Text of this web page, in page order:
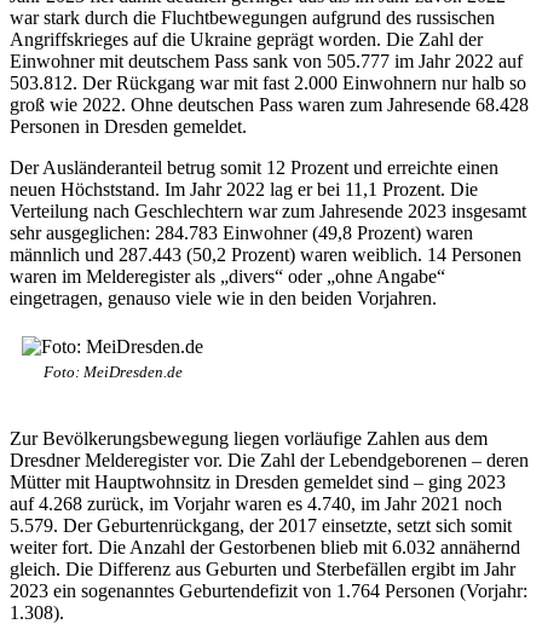
war stark durch die Fluchtbewegungen aufgrund des russischen
Angriffskrieges auf die Ukraine geprägt worden. Die Zahl der
Einwohner mit deutschem Pass sank von 505.777 im Jahr 2022 auf
503.812. Der Rückgang war mit fast 2.000 Einwohnern nur halb so
groß wie 2022. Ohne deutschen Pass waren zum Jahresende 68.428
Personen in Dresden gemeldet.
Der Ausländeranteil betrug somit 12 Prozent und erreichte einen
neuen Höchststand. Im Jahr 2022 lag er bei 11,1 Prozent. Die
Verteilung nach Geschlechtern war zum Jahresende 2023 insgesamt
sehr ausgeglichen: 284.783 Einwohner (49,8 Prozent) waren
männlich und 287.443 (50,2 Prozent) waren weiblich. 14 Personen
waren im Melderegister als „divers“ oder „ohne Angabe“
eingetragen, genauso viele wie in den beiden Vorjahren.
Foto: MeiDresden.de
Zur Bevölkerungsbewegung liegen vorläufige Zahlen aus dem
Dresdner Melderegister vor. Die Zahl der Lebendgeborenen – deren
Mütter mit Hauptwohnsitz in Dresden gemeldet sind – ging 2023
auf 4.268 zurück, im Vorjahr waren es 4.740, im Jahr 2021 noch
5.579. Der Geburtenrückgang, der 2017 einsetzte, setzt sich somit
weiter fort. Die Anzahl der Gestorbenen blieb mit 6.032 annähernd
gleich. Die Differenz aus Geburten und Sterbefällen ergibt im Jahr
2023 ein sogenanntes Geburtendefizit von 1.764 Personen (Vorjahr:
1.308).